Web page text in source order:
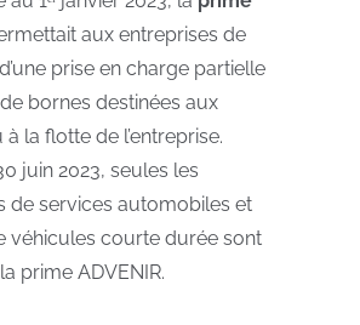
aux entreprises de
prise en charge partielle
bornes destinées aux
la flotte de l’entreprise.
juin 2023, seules les
de services automobiles et
véhicules courte durée sont
prime ADVENIR.